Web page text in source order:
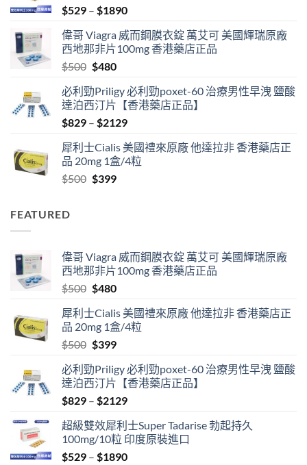
$529 – $1890Price
$529
through
偉哥 Viagra 威而鋼膜衣錠 萬艾可 美國輝瑞原廠
西地那非片100mg 香港藥店正品
$500 Original
was:
$500.
$480Current
is:
$480.
必利勁Priligy 必利勁poxet-60 治療男性早洩 鹽酸
達泊西汀片【香港藥店正品】
$829 – $2129Price
$829
through
犀利士Cialis 美國禮來原廠 他達拉非 香港藥店正
品 20mg 1盒/4粒
$500 Original
$399Current
FEATURED
偉哥 Viagra 威而鋼膜衣錠 萬艾可 美國輝瑞原廠
西地那非片100mg 香港藥店正品
$500 Original
was:
$500.
$480Current
is:
$480.
犀利士Cialis 美國禮來原廠 他達拉非 香港藥店正
品 20mg 1盒/4粒
$500 Original
was:
$500.
$399Current
is:
$399.
必利勁Priligy 必利勁poxet-60 治療男性早洩 鹽酸
達泊西汀片【香港藥店正品】
$829 – $2129Price
$829
through
$2129
超級雙效犀利士Super Tadarise 勃起持久
100mg/10粒 印度原裝進口
$529 – $1890Price